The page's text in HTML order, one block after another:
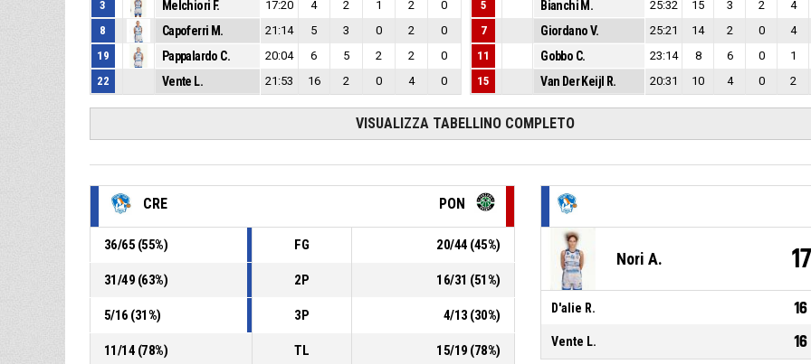
3
Melchiori F. 17:20 4 2 1 2
0
8
Capoferri M. 21:14 5 3 0 2
0
19
Pappalardo C. 20:04 6 5 2 2
0
22
Vente L. 21:53 16 2 0 4 0
5
Bianchi M. 25:32 15 3 2 4
7
Giordano V. 25:21 14 2 0 4
11
Gobbo C. 23:14 8 6 0 1
15
Van Der Keijl R. 20:31 10 4 0 2
VISUALIZZA TABELLINO COMPLETO
CRE PON
36/65 (55%) FG 20/44 (45%)
31/49 (63%) 2P 16/31 (51%)
5/16 (31%) 3P 4/13 (30%)
11/14 (78%) TL 15/19 (78%)
Nori A. 17
D'alie R. 16
Vente L. 16